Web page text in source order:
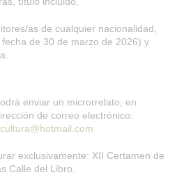
as de cualquier nacionalidad,
de 30 de marzo de 2026) y
enviar un microrrelato, en
de correo electrónico:
exclusivamente: XII Certamen de
Calle del Libro.